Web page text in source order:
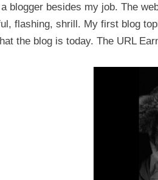
blogger besides my job. The
flashing, shrill. My first blog
the blog is today. The URL